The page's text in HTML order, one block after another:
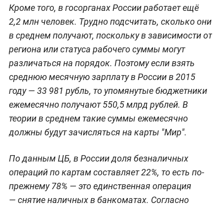
Кроме того, в госорганах России работает ещё
2,2 млн человек. Трудно подсчитать, сколько они
в среднем получают, поскольку в зависимости от
региона или статуса рабочего суммы могут
различаться на порядок. Поэтому если взять
среднюю месячную зарплату в России в 2015
году — 33 981 рубль, то упомянутые бюджетники
ежемесячно получают 550,5 млрд рублей. В
теории в среднем такие суммы ежемесячно
должны будут зачисляться на карты "Мир".
По данным ЦБ, в России доля безналичных
операций по картам составляет 22%, то есть по-
прежнему 78% — это единственная операция
— снятие наличных в банкоматах. Согласно